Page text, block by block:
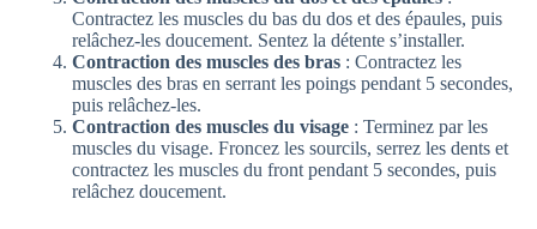
Contractez les muscles du bas du dos et des épaules, puis
relâchez-les doucement. Sentez la détente s’installer.
Contraction des muscles des bras : Contractez les
muscles des bras en serrant les poings pendant 5 secondes,
puis relâchez-les.
Contraction des muscles du visage : Terminez par les
muscles du visage. Froncez les sourcils, serrez les dents et
contractez les muscles du front pendant 5 secondes, puis
relâchez doucement.